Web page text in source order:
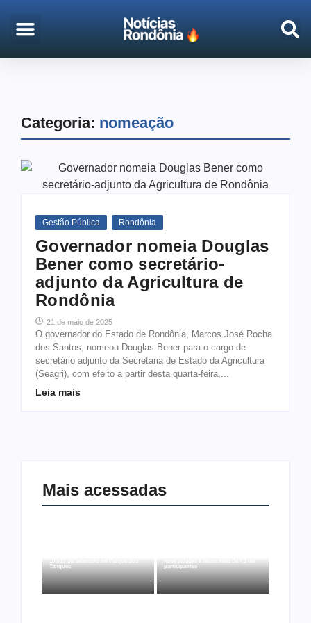
Categoria: nomeação
Gestão Pública Rondônia
Governador nomeia Douglas
Bener como secretário-
adjunto da Agricultura de
Rondônia
21 de maio de 2025
O governador do Estado de Rondônia, Marcos José Rocha
dos Santos, nomeou Douglas Bener para o cargo de
secretário adjunto da Secretaria de Estado da Agricultura
(Seagri), com efeito a partir desta quarta-feira,...
Leia mais
Mais acessadas
18 a 27 de setembro no Parque dos
Tanques
nove cidades e reúne mais de 7,3 mil
participantes